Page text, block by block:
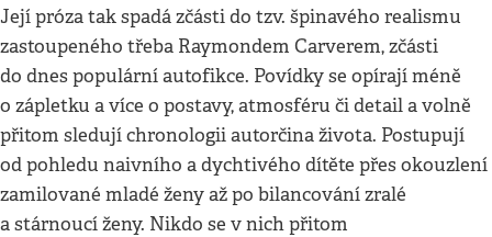
Její próza tak spadá zčásti do tzv. špinavého realismu
zastoupeného třeba Raymondem Carverem, zčásti
do dnes populární autofikce. Povídky se opírají méně
o zápletku a více o postavy, atmosféru či detail a volně
přitom sledují chronologii autorčina života. Postupují
od pohledu naivního a dychtivého dítěte přes okouzlení
zamilované mladé ženy až po bilancování zralé
a stárnoucí ženy. Nikdo se v nich přitom